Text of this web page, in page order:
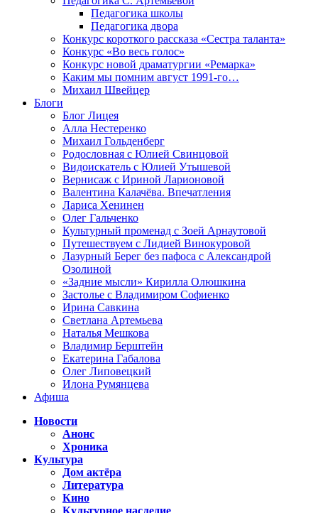
Педагогика школы
Педагогика двора
Конкурс короткого рассказа «Сестра таланта»
Конкурс «Во весь голос»
Конкурс новой драматургии «Ремарка»
Каким мы помним август 1991-го…
Михаил Швейцер
Блоги
Блог Лицея
Алла Нестеренко
Михаил Гольденберг
Родословная с Юлией Свинцовой
Видоискатель с Юлией Утышевой
Вернисаж с Ириной Ларионовой
Валентина Калачёва. Впечатления
Лариса Хенинен
Олег Гальченко
Культурный променад с Зоей Арнаутовой
Путешествуем с Лидией Винокуровой
Лазурный Берег без пафоса с Александрой
Озолиной
«Задние мысли» Кирилла Олюшкина
Застолье с Владимиром Софиенко
Ирина Савкина
Светлана Артемьева
Наталья Мешкова
Владимир Берштейн
Екатерина Габалова
Олег Липовецкий
Илона Румянцева
Афиша
Новости
Анонс
Хроника
Культура
Дом актёра
Литература
Кино